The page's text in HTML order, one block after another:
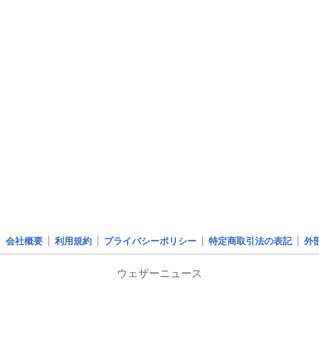
会社概要 利用規約 プライバシーポリシー 特定商取引法の表記 外
ウェザーニュース